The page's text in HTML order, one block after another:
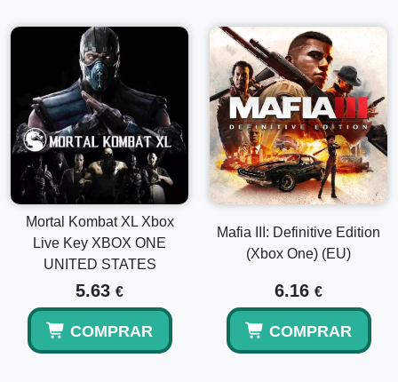
Mortal Kombat XL Xbox
Live Key XBOX ONE
UNITED STATES
5.63 €
COMPRAR
Mafia III: Definitive Edition
(Xbox One) (EU)
6.16 €
COMPRAR